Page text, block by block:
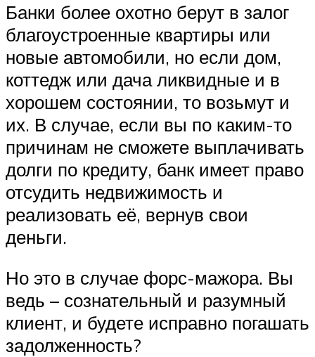
Банки более охотно берут в залог
благоустроенные квартиры или
новые автомобили, но если дом,
коттедж или дача ликвидные и в
хорошем состоянии, то возьмут и
их. В случае, если вы по каким-то
причинам не сможете выплачивать
долги по кредиту, банк имеет право
отсудить недвижимость и
реализовать её, вернув свои
деньги.
Но это в случае форс-мажора. Вы
ведь – сознательный и разумный
клиент, и будете исправно погашать
задолженность?